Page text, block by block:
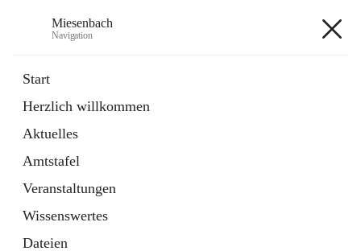
Miesenbach
Navigation
Start
Herzlich willkommen
Aktuelles
Amtstafel
Veranstaltungen
Wissenswertes
Dateien
Externe Webseite
in
Tab
Region Schneebergland
Externe Webseite
öffnet
in
neuem
Tab